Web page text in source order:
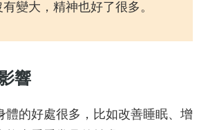
變大，精神也好了很多。
響
體的好處很多，比如改善睡眠、增